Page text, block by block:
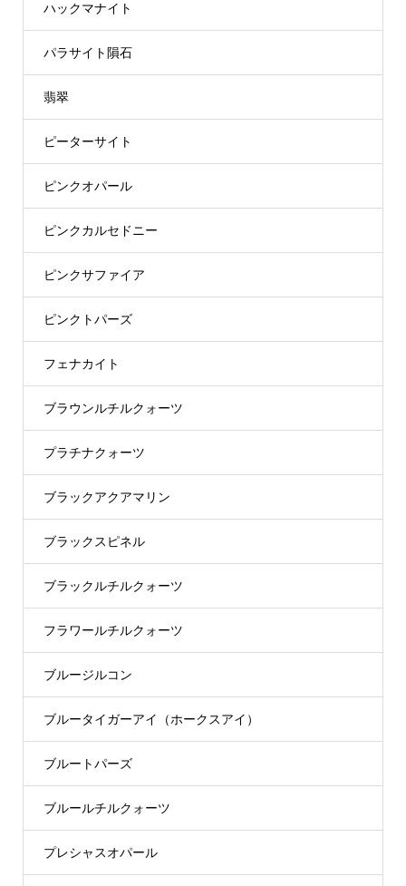
ハックマナイト
パラサイト隕石
翡翠
ピーターサイト
ピンクオパール
ピンクカルセドニー
ピンクサファイア
ピンクトパーズ
フェナカイト
ブラウンルチルクォーツ
プラチナクォーツ
ブラックアクアマリン
ブラックスピネル
ブラックルチルクォーツ
フラワールチルクォーツ
ブルージルコン
ブルータイガーアイ（ホークスアイ）
ブルートパーズ
ブルールチルクォーツ
プレシャスオパール